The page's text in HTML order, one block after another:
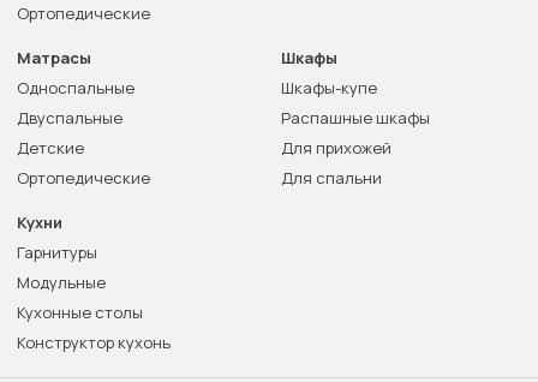
Ортопедические
Матрасы
Односпальные
Двуспальные
Детские
Ортопедические
Шкафы
Шкафы-купе
Распашные шкафы
Для прихожей
Для спальни
Кухни
Гарнитуры
Модульные
Кухонные столы
Конструктор кухонь